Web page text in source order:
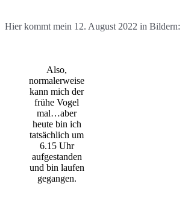
Hier kommt mein 12. August 2022 in Bildern:
Also,
normalerweise
kann mich der
frühe Vogel
mal…aber
heute bin ich
tatsächlich um
6.15 Uhr
aufgestanden
und bin laufen
gegangen.